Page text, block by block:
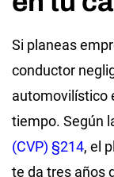
Si planeas
conductor
automovilístico
tiempo. Según
(CVP) §214, el
te da tres años